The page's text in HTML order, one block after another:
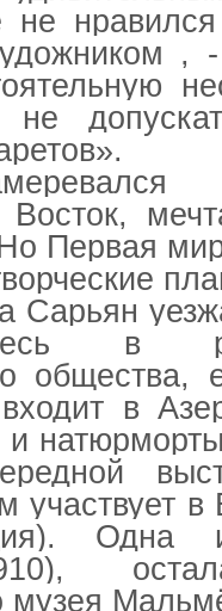
не
,
не
Восток,
Первая
Сарьян
в
в
участвует
Одна
музея